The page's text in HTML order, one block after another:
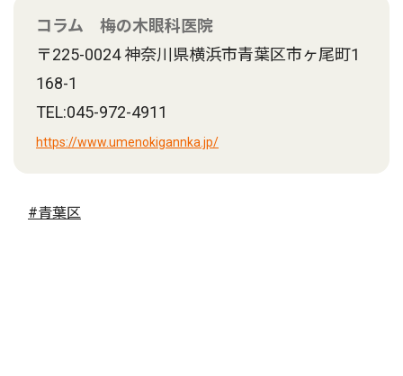
コラム 梅の木眼科医院
〒225-0024 神奈川県横浜市青葉区市ヶ尾町1
168-1
TEL:045-972-4911
https://www.umenokigannka.jp/
#青葉区